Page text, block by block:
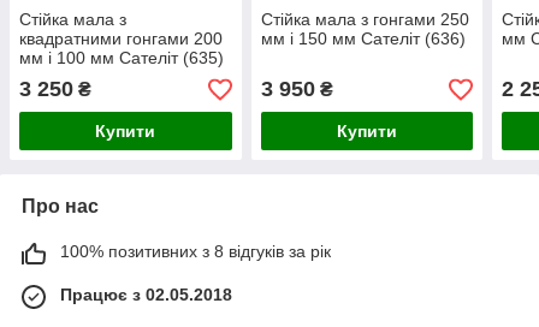
Стійка мала з
квадратними гонгами 200
мм і 100 мм Сателіт (635)
3 250 ₴
Купити
Стійка мала з гонгами 250
мм і 150 мм Сателіт (636)
3 950₴
Купити
мм
2
Про нас
100% позитивних з 8 відгуків за рік
Працює з 02.05.2018